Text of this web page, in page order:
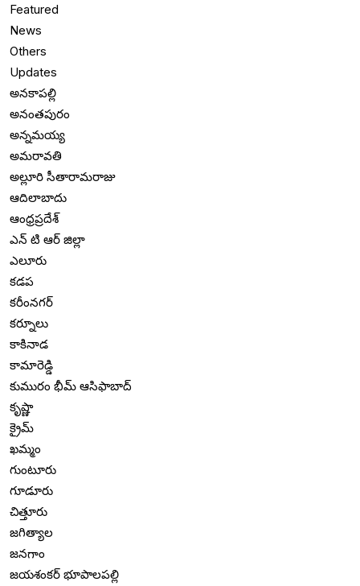
Featured
News
Others
Updates
అనకాపల్లి
అనంతపురం
అన్నమయ్య
అమరావతి
అల్లూరి సీతారామరాజు
ఆదిలాబాదు
ఆంధ్రప్రదేశ్
ఎన్ టి ఆర్ జిల్లా
ఎలూరు
కడప
కరీంనగర్
కర్నూలు
కాకినాడ
కామారెడ్డి
కుమురం భీమ్ ఆసిఫాబాద్
కృష్ణా
క్రైమ్
ఖమ్మం
గుంటూరు
గూడూరు
చిత్తూరు
జగిత్యాల
జనగాం
జయశంకర్ భూపాలపల్లి